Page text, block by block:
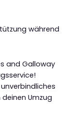
während
and Galloway
Umzug